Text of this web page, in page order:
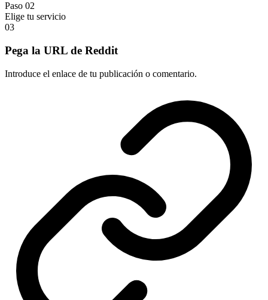
Paso 02
Elige tu servicio
03
Pega la URL de Reddit
Introduce el enlace de tu publicación o comentario.